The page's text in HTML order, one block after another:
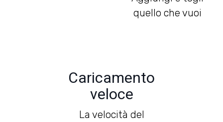
quello che vuoi
Caricamento
veloce
La velocità del